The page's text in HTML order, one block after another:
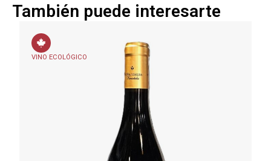
También puede interesarte
VINO ECOLÓGICO